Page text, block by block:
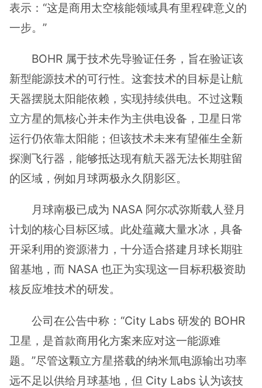
表示：“这是商用太空核能领域具有里程碑意义的
一步。”
BOHR 属于技术先导验证任务，旨在验证该
新型能源技术的可行性。这套技术的目标是让航
天器摆脱太阳能依赖，实现持续供电。不过这颗
立方星的氚核心并未作为主供电设备，卫星日常
运行仍依靠太阳能；但该技术未来有望催生全新
探测飞行器，能够抵达现有航天器无法长期驻留
的区域，例如月球两极永久阴影区。
月球南极已成为 NASA 阿尔忒弥斯载人登月
计划的核心目标区域。此处蕴藏大量水冰，具备
开采利用的资源潜力，十分适合搭建月球长期驻
留基地，而 NASA 也正为实现这一目标积极资助
核反应堆技术的研发。
公司在公告中称：“City Labs 研发的 BOHR
卫星，是首款商用化方案来应对这一能源难
题。”尽管这颗立方星搭载的纳米氚电源输出功率
远不足以供给月球基地，但 City Labs 认为该技